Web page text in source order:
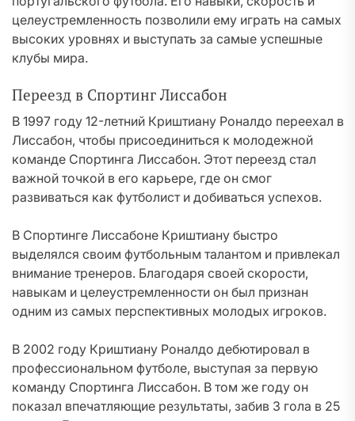
целеустремленность позволили ему играть на самых
высоких уровнях и выступать за самые успешные
клубы мира.
Переезд в Спортинг Лиссабон
В 1997 году 12-летний Криштиану Роналдо переехал в
Лиссабон, чтобы присоединиться к молодежной
команде Спортинга Лиссабон. Этот переезд стал
важной точкой в его карьере, где он смог
развиваться как футболист и добиваться успехов.
В Спортинге Лиссабоне Криштиану быстро
выделялся своим футбольным талантом и привлекал
внимание тренеров. Благодаря своей скорости,
навыкам и целеустремленности он был признан
одним из самых перспективных молодых игроков.
В 2002 году Криштиану Роналдо дебютировал в
профессиональном футболе, выступая за первую
команду Спортинга Лиссабон. В том же году он
показал впечатляющие результаты, забив 3 гола в 25